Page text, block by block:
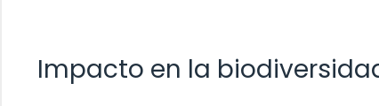
Impacto en la